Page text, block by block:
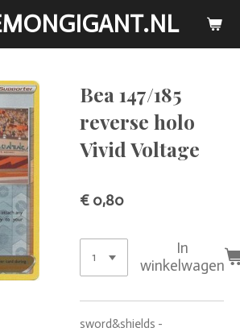
Bea 147/185
reverse holo
Vivid Voltage
€ 0,80
In
winkelwagen
sword&shields -